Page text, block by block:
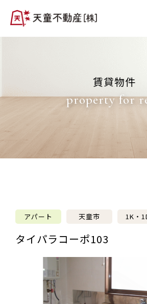
賃貸物件
property for
アパート 天童市 1K・
タイパラコーポ103